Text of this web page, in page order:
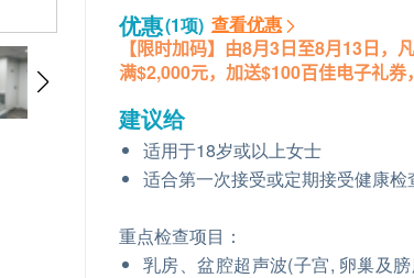
优惠(1项) 查看优惠
【限时加码】由8月3日至8月13日，
满$2,000元，加送$100百佳电子礼
建议给
适用于18岁或以上女士
适合第一次接受或定期接受健康检
重点检查项目：
乳房、盆腔超声波(子宫, 卵巢及膀